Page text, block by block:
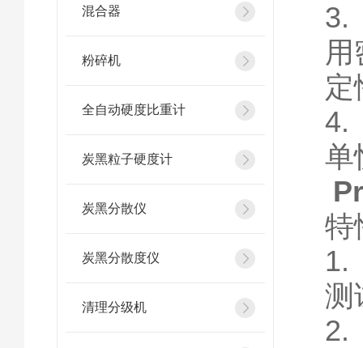
混合器
粉碎机
全自动硬度比重计
炭黑粒子硬度计
炭黑分散仪
炭黑分散度仪
清理分级机
3.
定
4.
单
特
1.
测
2.